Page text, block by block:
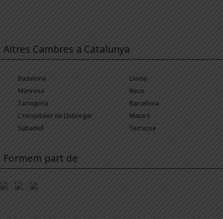
Altres Cambres a Catalunya
Badalona
Lleida
Manresa
Reus
Tarragona
Barcelona
L'Hospitalet de Llobregat
Mataró
Sabadell
Terrassa
Formem part de